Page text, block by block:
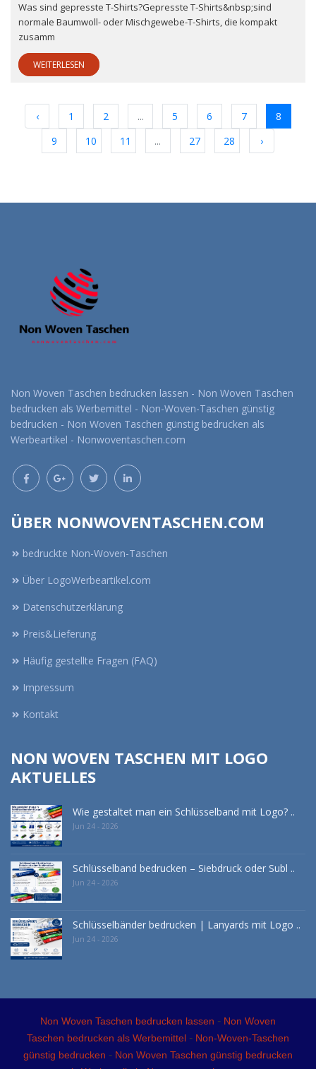
Was sind gepresste T-Shirts?Gepresste T-Shirts&nbsp;sind
normale Baumwoll- oder Mischgewebe-T-Shirts, die kompakt
zusamm
WEITERLESEN
‹ 1 2 ... 5 6 7
8
9
10 11 ... 27 28 ›
Non Woven Taschen bedrucken lassen - Non Woven Taschen
bedrucken als Werbemittel - Non-Woven-Taschen günstig
bedrucken - Non Woven Taschen günstig bedrucken als
Werbeartikel - Nonwoventaschen.com
ÜBER NONWOVENTASCHEN.COM
bedruckte Non-Woven-Taschen
Über LogoWerbeartikel.com
Datenschutzerklärung
Preis&Lieferung
Häufig gestellte Fragen (FAQ)
Impressum
Kontakt
NON WOVEN TASCHEN MIT LOGO
AKTUELLES
Wie gestaltet man ein Schlüsselband mit Logo? ..
Jun 24 - 2026
Schlüsselband bedrucken – Siebdruck oder Subl ..
Jun 24 - 2026
Schlüsselbänder bedrucken | Lanyards mit Logo ..
Jun 24 - 2026
Non Woven Taschen bedrucken lassen - Non Woven
Taschen bedrucken als Werbemittel - Non-Woven-Taschen
günstig bedrucken - Non Woven Taschen günstig bedrucken